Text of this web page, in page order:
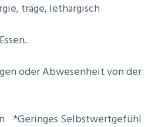
träge, lethargisch
oder Abwesenheit von der
*Geringes Selbstwertgefühl